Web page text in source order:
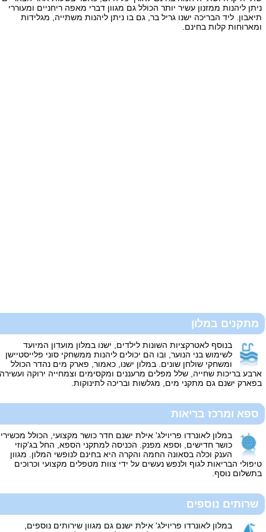
ניתן ליהנות ממזנון עשיר יותר הכולל גם מגוון דברי מאפה ריחניים ומעוררי
תיאבון. ליד הבריכה ישנו גריל בר, גם בו ניתן ליהנות משתייה, מגלידות
ומארוחות קלות בחינם.
מתקנים במלון
בנוסף לאטרקציות השונות לילדים, ישנו במלון מועדון המיועד
לשימוש בני הנוער, ובו הם יכולים ליהנות ממשחקי סוני פלייסטיישן
ומשחקי שולחן שונים. במלון ישנו, כאמור, פארק מים נהדר הכולל
ארבע בריכות שחייה, שלל מפלים מרעננים ומקסימים וצמחייה ירוקה ועשירה.
בפארק ישנם גם מתקני מים, מגלשות ובריכה לתינוקות.
ספא ומרכז בריאות
במלון לאונרדו פריוילג' אילת ישנם חדר כושר מקצועי, הכולל מכשירי
כושר חדישים, וספא מפנק. הכניסה למתקני הספא, החל בג'קוזי
הענק וכלה בסאונה החמה והקרה היא בחינם לנופשי המלון. מגוון
טיפולי הבריאות לגוף ולנפש נעשים על ידי צוות מטפלים מקצועי וכרוכים
בתשלום נוסף.
שרותים נוספים
במלון לאונרדו פריוילג' אילת ישנם גם מגוון שירותים נוספים,